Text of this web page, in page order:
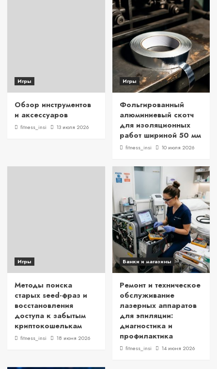
Игры
Обзор инструментов
и аксессуаров
fitness_insi 13 июля 2026
Игры
Фольгированный
алюминиевый скотч
для изоляционных
работ шириной 50 мм
fitness_insi 10 июля 2026
Игры
Методы поиска
старых seed-фраз и
восстановления
доступа к забытым
криптокошелькам
fitness_insi 18 июня 2026
Банки и магазины
Ремонт и техническое
обслуживание
лазерных аппаратов
для эпиляции:
диагностика и
профилактика
fitness_insi 14 июня 2026